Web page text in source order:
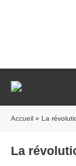
Accueil » La
La